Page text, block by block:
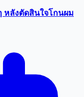
หลังตัดสินใจโกนผม